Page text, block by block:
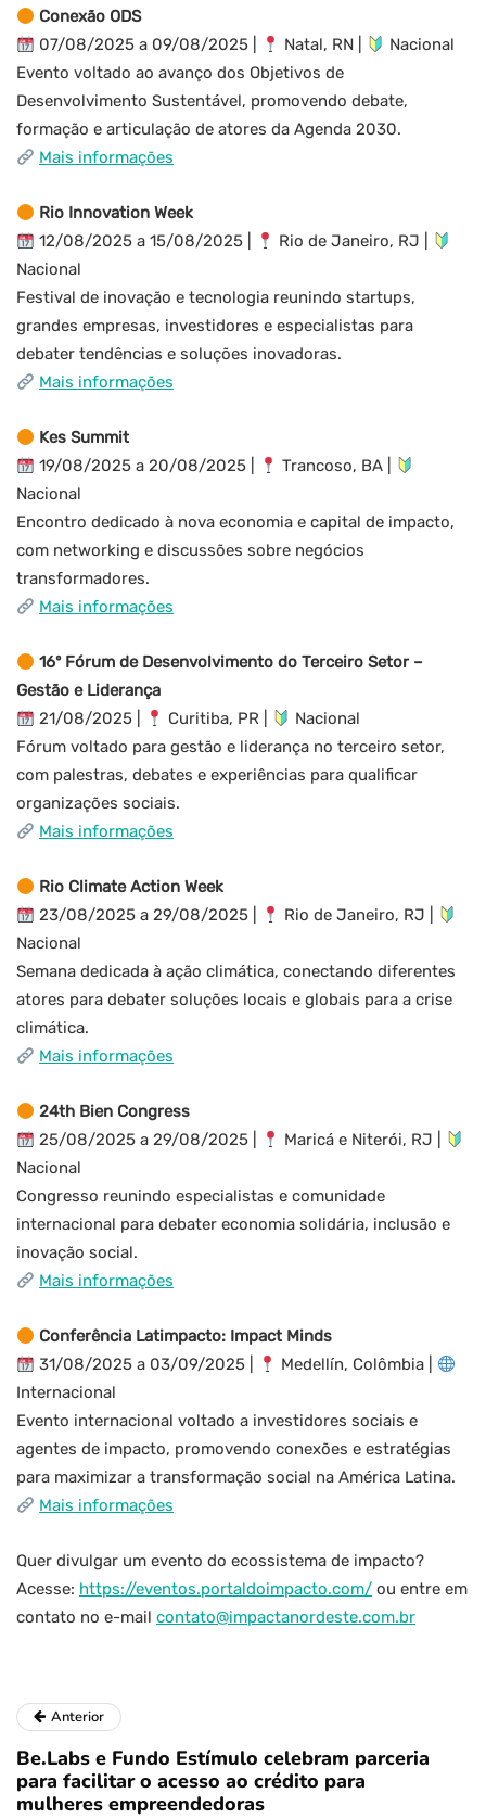
Conexão ODS
07/08/2025 a 09/08/2025 |
Natal, RN |
Nacional
Evento voltado ao avanço dos Objetivos de
Desenvolvimento Sustentável, promovendo debate,
formação e articulação de atores da Agenda 2030.
Mais informações
Rio Innovation Week
12/08/2025 a 15/08/2025 |
Rio de Janeiro, RJ |
Nacional
Festival de inovação e tecnologia reunindo startups,
grandes empresas, investidores e especialistas para
debater tendências e soluções inovadoras.
Mais informações
Kes Summit
19/08/2025 a 20/08/2025 |
Trancoso, BA |
Nacional
Encontro dedicado à nova economia e capital de impacto,
com networking e discussões sobre negócios
transformadores.
Mais informações
16º Fórum de Desenvolvimento do Terceiro Setor –
Gestão e Liderança
21/08/2025 |
Curitiba, PR |
Nacional
Fórum voltado para gestão e liderança no terceiro setor,
com palestras, debates e experiências para qualificar
organizações sociais.
Mais informações
Rio Climate Action Week
23/08/2025 a 29/08/2025 |
Rio de Janeiro, RJ |
Nacional
Semana dedicada à ação climática, conectando diferentes
atores para debater soluções locais e globais para a crise
climática.
Mais informações
24th Bien Congress
25/08/2025 a 29/08/2025 |
Maricá e Niterói, RJ |
Nacional
Congresso reunindo especialistas e comunidade
internacional para debater economia solidária, inclusão e
inovação social.
Mais informações
Conferência Latimpacto: Impact Minds
31/08/2025 a 03/09/2025 |
Medellín, Colômbia |
Internacional
Evento internacional voltado a investidores sociais e
agentes de impacto, promovendo conexões e estratégias
para maximizar a transformação social na América Latina.
Mais informações
Quer divulgar um evento do ecossistema de impacto?
Acesse: https://eventos.portaldoimpacto.com/ ou entre em
contato no e-mail contato@impactanordeste.com.br
Anterior
Be.Labs e Fundo Estímulo celebram parceria
para facilitar o acesso ao crédito para
mulheres empreendedoras